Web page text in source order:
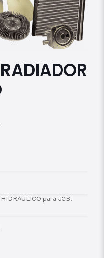
para JCB.